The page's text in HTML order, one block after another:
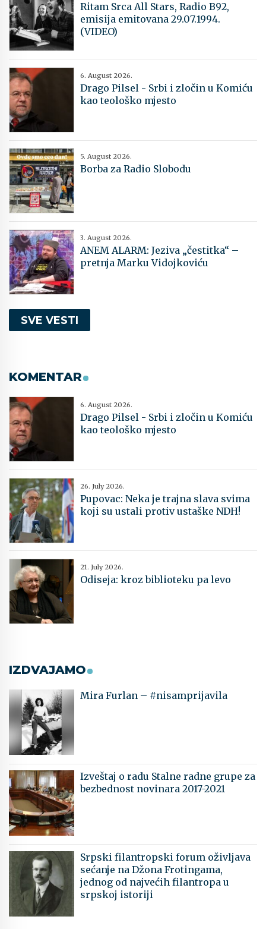
Ritam Srca All Stars, Radio B92,
emisija emitovana 29.07.1994.
(VIDEO)
6. August 2026.
Drago Pilsel - Srbi i zločin u Komiću
kao teološko mjesto
5. August 2026.
Borba za Radio Slobodu
3. August 2026.
ANEM ALARM: Jeziva „čestitka“ –
pretnja Marku Vidojkoviću
SVE VESTI
KOMENTAR
6. August 2026.
Drago Pilsel - Srbi i zločin u Komiću
kao teološko mjesto
26. July 2026.
Pupovac: Neka je trajna slava svima
koji su ustali protiv ustaške NDH!
21. July 2026.
Odiseja: kroz biblioteku pa levo
IZDVAJAMO
Mira Furlan – #nisamprijavila
Izveštaj o radu Stalne radne grupe za
bezbednost novinara 2017-2021
Srpski filantropski forum oživljava
sećanje na Džona Frotingama,
jednog od najvećih filantropa u
srpskoj istoriji